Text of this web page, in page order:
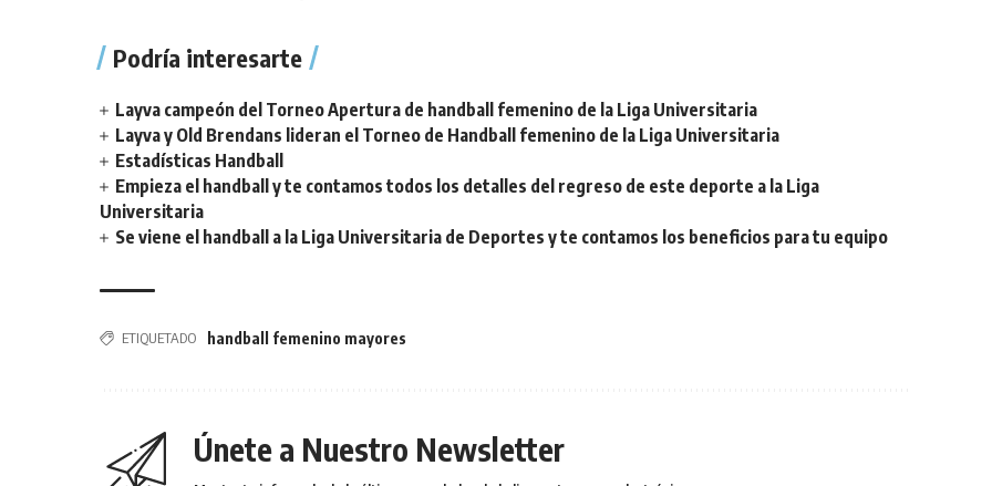
Podría interesarte
Layva campeón del Torneo Apertura de handball femenino de la Liga Universitaria
Layva y Old Brendans lideran el Torneo de Handball femenino de la Liga Universitaria
Estadísticas Handball
Empieza el handball y te contamos todos los detalles del regreso de este deporte a la Liga
Universitaria
Se viene el handball a la Liga Universitaria de Deportes y te contamos los beneficios para tu equipo
ETIQUETADO handball femenino mayores
Únete a Nuestro Newsletter